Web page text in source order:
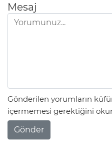
Mesaj
Gönderilen yorumların
içermemesi gerektiğini
Gönder